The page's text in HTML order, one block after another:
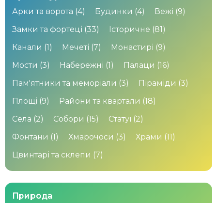
Арки та ворота (4) Будинки (4) Вежі (9)
Замки та фортеці (33) Історичне (81)
Канали (1) Мечеті (7) Монастирі (9)
Мости (3) Набережні (1) Палаци (16)
Пам'ятники та меморіали (3) Піраміди (3)
Площі (9) Райони та квартали (18)
Села (2) Собори (15) Статуї (2)
Фонтани (1) Хмарочоси (3) Храми (11)
Цвинтарі та склепи (7)
Природа